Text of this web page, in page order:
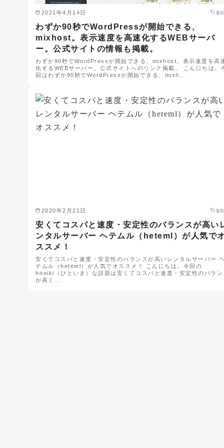
2021年4月14日
わずか90秒でWordPressが開始できる、
mixhost。表示速度を高速化するWEBサーバ
ー。公式サイトの情報も掲載。
わずか90秒でWordPressが開始できる、mixhost。表示速度を高
化するWEBサーバー。公式サイトへのリンク掲載。 こんにちは。
回はわずか90秒でWordPressが開始できる、mixh…
2020年2月21日
安くてコスパと速度・安定性のバランスが高い
ンタルサーバー ヘテムル（heteml）が人気でオ
ススメ！
安くてコスパと速度・安定性のバランスが高いレンタルサーバー ヘ
テムル（heteml）が人気でオススメ！ こんにちは。今回の
hitoiki（ひといき）な話題は安くてコスパと速度・安定性のバラン
が高く…